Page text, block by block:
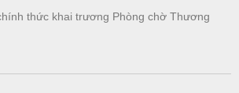
thức khai trương Phòng chờ Thương